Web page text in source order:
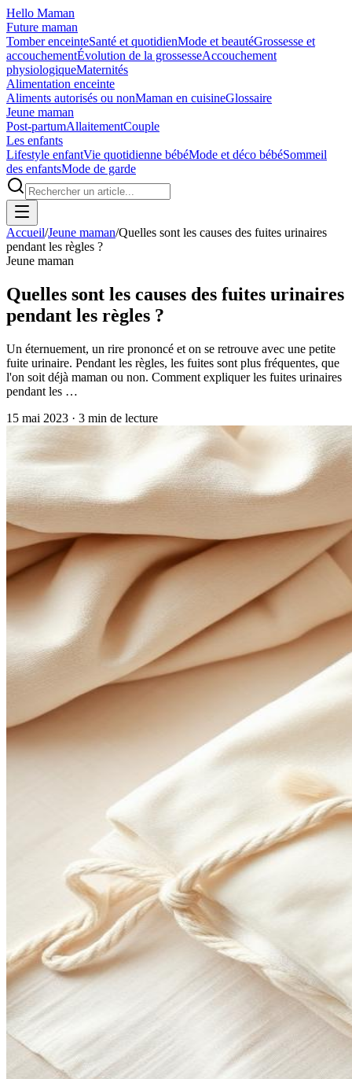
Hello Maman
Future maman
Tomber enceinteSanté et quotidienMode et beautéGrossesse et
accouchementÉvolution de la grossesseAccouchement
physiologiqueMaternités
Alimentation enceinte
Aliments autorisés ou nonMaman en cuisineGlossaire
Jeune maman
Post-partumAllaitementCouple
Les enfants
Lifestyle enfantVie quotidienne bébéMode et déco bébéSommeil
des enfantsMode de garde
Accueil/Jeune maman/Quelles sont les causes des fuites urinaires
pendant les règles ?
Jeune maman
Quelles sont les causes des fuites urinaires
pendant les règles ?
Un éternuement, un rire prononcé et on se retrouve avec une petite
fuite urinaire. Pendant les règles, les fuites sont plus fréquentes, que
l'on soit déjà maman ou non. Comment expliquer les fuites urinaires
pendant les …
15 mai 2023 · 3 min de lecture